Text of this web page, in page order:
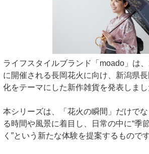
ライフスタイルブランド「moado」は
に開催される長岡花火に向け、新潟県
化をテーマにした新作雑貨を発表しまし
本シリーズは、「花火の瞬間」だけで
る時間や風景に着目し、日常の中に“季
く”という新たな体験を提案するものです